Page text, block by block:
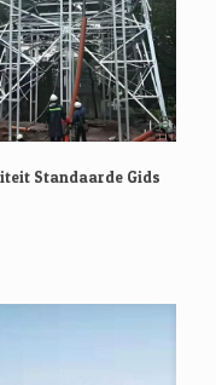
Standaarde Gids